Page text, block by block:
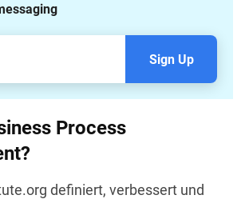
Sign Up
Process
definiert, verbessert und